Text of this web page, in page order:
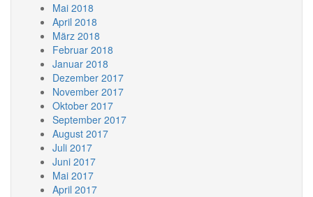
Mai 2018
April 2018
März 2018
Februar 2018
Januar 2018
Dezember 2017
November 2017
Oktober 2017
September 2017
August 2017
Juli 2017
Juni 2017
Mai 2017
April 2017